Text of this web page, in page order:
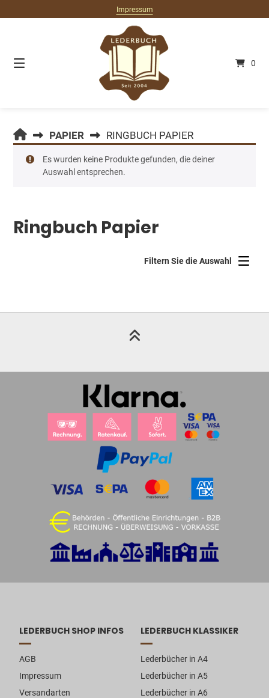
zum
Impressum
0
LEDERBUCH.DE
PAPIER RINGBUCH PAPIER
Ringbuch Papier
Es wurden keine Produkte gefunden, die deiner
Auswahl entsprechen.
Filtern Sie die Auswahl
LEDERBUCH SHOP INFOS
AGB
Impressum
Versandarten
LEDERBUCH KLASSIKER
Lederbücher in A4
Lederbücher in A5
Lederbücher in A6